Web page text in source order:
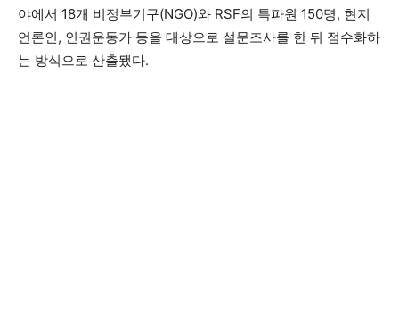
야에서 18개 비정부기구(NGO)와 RSF의 특파원 150명, 현지
언론인, 인권운동가 등을 대상으로 설문조사를 한 뒤 점수화하
는 방식으로 산출됐다.